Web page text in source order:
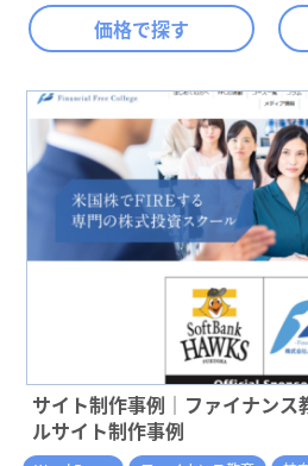
価格で探す
サイト制作事例｜ファイナンス
ルサイト制作事例